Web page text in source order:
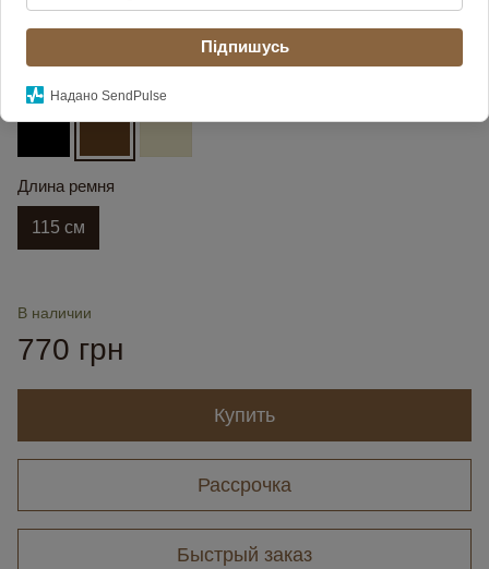
Підпишусь
Надано SendPulse
Цвет
Длина ремня
115 см
В наличии
770 грн
Купить
Рассрочка
Быстрый заказ